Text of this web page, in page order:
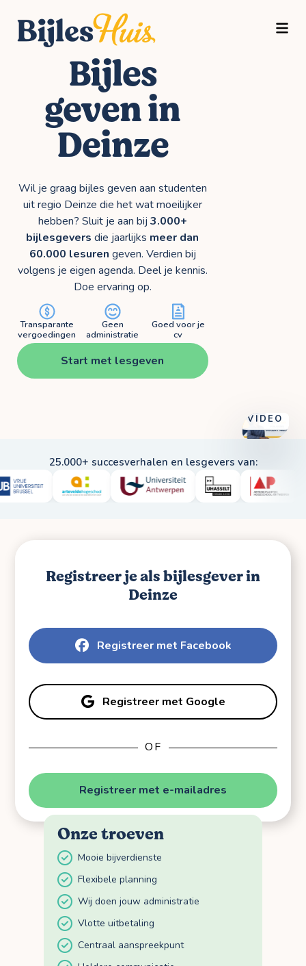
Bijles
geven in
Deinze
VIDEO
Wil je graag bijles geven aan studenten
uit regio Deinze die het wat moeilijker
hebben? Sluit je aan bij 3.000+
bijlesgevers die jaarlijks meer dan
60.000 lesuren geven. Verdien bij
volgens je eigen agenda. Deel je kennis.
Doe ervaring op.
Transparante
vergoedingen
Geen
administratie
Goed voor je
cv
Start met lesgeven
25.000+ succesverhalen en lesgevers van:
Registreer je als bijlesgever in
Deinze
Registreer met Facebook
Registreer met Google
OF
Registreer met e-mailadres
Onze troeven
Mooie bijverdienste
Flexibele planning
Wij doen jouw administratie
Vlotte uitbetaling
Centraal aanspreekpunt